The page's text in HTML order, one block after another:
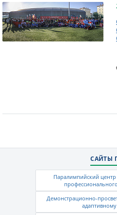
САЙТЫ
Паралимпийский
Демонстрационно-